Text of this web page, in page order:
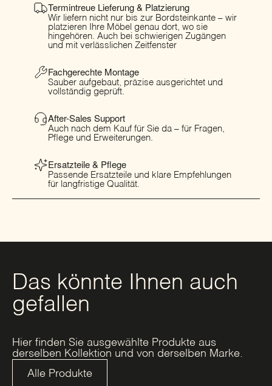
Termintreue Lieferung & Platzierung
Wir liefern nicht nur bis zur Bordsteinkante – wir
platzieren Ihre Möbel genau dort, wo sie
hingehören. Auch bei schwierigen Zugängen
und mit verlässlichen Zeitfenster
Fachgerechte Montage
Sauber aufgebaut, präzise ausgerichtet und
vollständig geprüft.
After-Sales Support
Auch nach dem Kauf für Sie da – für Fragen,
Pflege und Erweiterungen.
Ersatzteile & Pflege
Passende Ersatzteile und klare Empfehlungen
für langfristige Qualität.
Das könnte Ihnen auch
gefallen
Hier finden Sie ausgewählte Produkte aus
derselben Kollektion und von derselben Marke.
Alle Produkte